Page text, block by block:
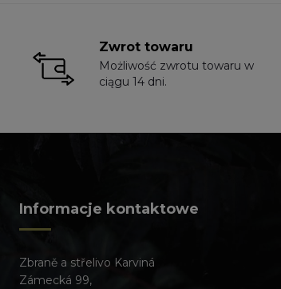
Zwrot towaru
Możliwość zwrotu towaru w
ciągu 14 dni.
Informacje kontaktowe
Zbraně a střelivo Karviná
Zámecká 99,